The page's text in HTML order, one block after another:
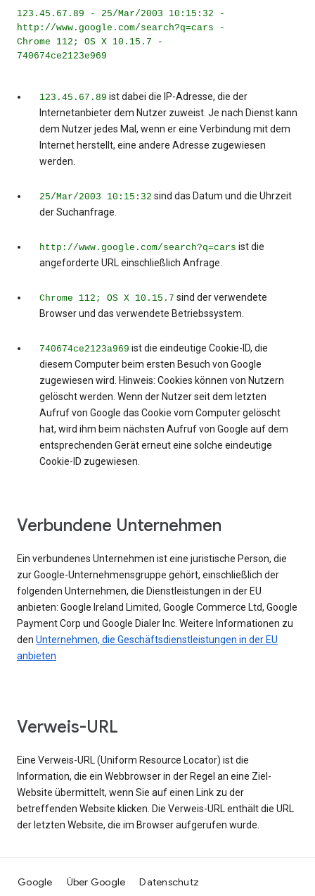
123.45.67.89 - 25/Mar/2003 10:15:32 -
http://www.google.com/search?q=cars -
Chrome 112; OS X 10.15.7 -
740674ce2123e969
123.45.67.89 ist dabei die IP-Adresse, die der
Internetanbieter dem Nutzer zuweist. Je nach Dienst kann
dem Nutzer jedes Mal, wenn er eine Verbindung mit dem
Internet herstellt, eine andere Adresse zugewiesen
werden.
25/Mar/2003 10:15:32 sind das Datum und die Uhrzeit
der Suchanfrage.
http://www.google.com/search?q=cars ist die
angeforderte URL einschließlich Anfrage.
Chrome 112; OS X 10.15.7 sind der verwendete
Browser und das verwendete Betriebssystem.
740674ce2123a969 ist die eindeutige Cookie-ID, die
diesem Computer beim ersten Besuch von Google
zugewiesen wird. Hinweis: Cookies können von Nutzern
gelöscht werden. Wenn der Nutzer seit dem letzten
Aufruf von Google das Cookie vom Computer gelöscht
hat, wird ihm beim nächsten Aufruf von Google auf dem
entsprechenden Gerät erneut eine solche eindeutige
Cookie-ID zugewiesen.
Verbundene Unternehmen
Ein verbundenes Unternehmen ist eine juristische Person, die
zur Google-Unternehmensgruppe gehört, einschließlich der
folgenden Unternehmen, die Dienstleistungen in der EU
anbieten: Google Ireland Limited, Google Commerce Ltd, Google
Payment Corp und Google Dialer Inc. Weitere Informationen zu
den Unternehmen, die Geschäftsdienstleistungen in der EU
anbieten
Verweis-URL
Eine Verweis-URL (Uniform Resource Locator) ist die
Information, die ein Webbrowser in der Regel an eine Ziel-
Website übermittelt, wenn Sie auf einen Link zu der
betreffenden Website klicken. Die Verweis-URL enthält die URL
der letzten Website, die im Browser aufgerufen wurde.
Google Über Google Datenschutz